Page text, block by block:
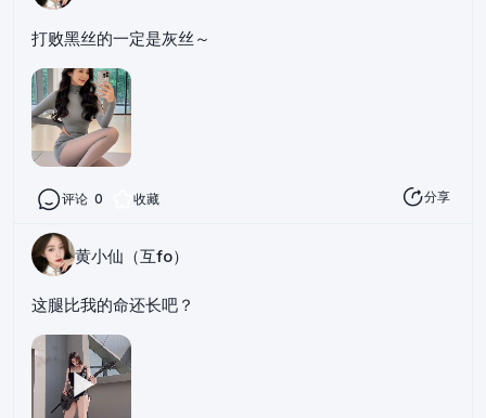
打败黑丝的一定是灰丝～
评论 0 收藏 分享
黄小仙（互fo）
这腿比我的命还长吧？